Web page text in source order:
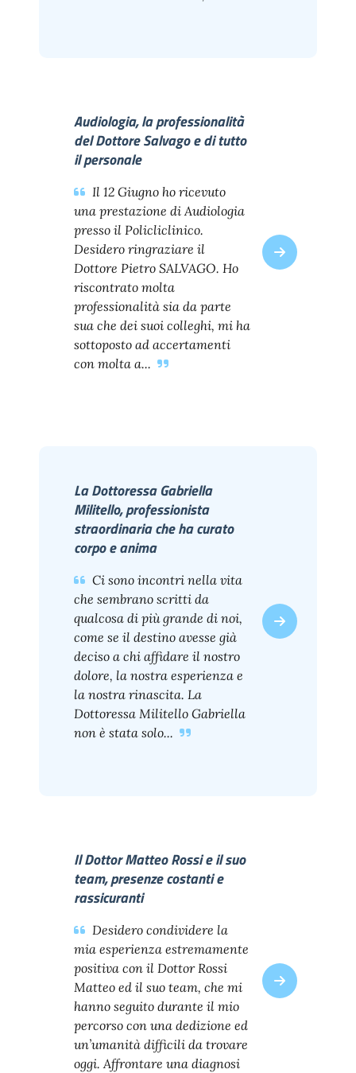
Audiologia, la professionalità
del Dottore Salvago e di tutto
il personale
Il 12 Giugno ho ricevuto
una prestazione di Audiologia
presso il Policliclinico.
Desidero ringraziare il
Dottore Pietro SALVAGO. Ho
riscontrato molta
professionalità sia da parte
sua che dei suoi colleghi, mi ha
sottoposto ad accertamenti
con molta a...
La Dottoressa Gabriella
Militello, professionista
straordinaria che ha curato
corpo e anima
Ci sono incontri nella vita
che sembrano scritti da
qualcosa di più grande di noi,
come se il destino avesse già
deciso a chi affidare il nostro
dolore, la nostra esperienza e
la nostra rinascita. La
Dottoressa Militello Gabriella
non è stata solo...
Il Dottor Matteo Rossi e il suo
team, presenze costanti e
rassicuranti
Desidero condividere la
mia esperienza estremamente
positiva con il Dottor Rossi
Matteo ed il suo team, che mi
hanno seguito durante il mio
percorso con una dedizione ed
un’umanità difficili da trovare
oggi. Affrontare una diagnosi